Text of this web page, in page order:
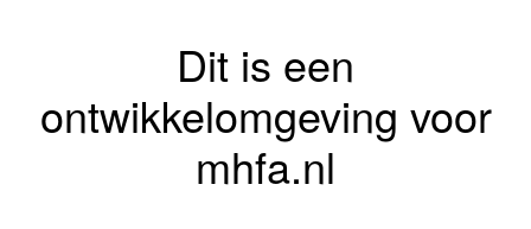
Dit is een
ontwikkelomgeving voor
mhfa.nl